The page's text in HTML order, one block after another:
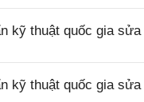
kỹ thuật quốc gia
kỹ thuật quốc gia